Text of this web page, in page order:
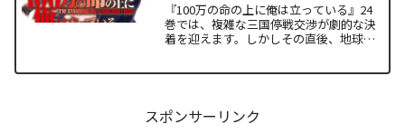
『100万の命の上に俺は立っている』24
巻では、複雑な三国停戦交渉が劇的な決
着を迎えます。しかしその直後、地球を
スポンサーリンク